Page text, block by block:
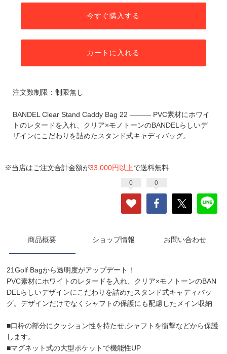
今すぐ購入する
カートに入れる
注文数制限：制限無し
BANDEL Clear Stand Caddy Bag 22 ――― PVC素材にホワイ
トのレタードを入れ、クリア×モノトーンのBANDELらしいデ
ザインにこだわりを詰めたスタンド式キャディバッグ。
※当店はご注文合計金額が33,000円以上で送料無料
0 0
商品概要 ショップ情報 お問い合わせ
21Golf Bagから透明度がアップデート！
PVC素材にホワイトのレタードを入れ、クリア×モノトーンのBAN
DELらしいデザインにこだわりを詰めたスタンド式キャディバッ
グ。デザインだけでなくシャフトの保護にも配慮したメイン収納
■口枠の部分にクッション性を持たせ,シャフトを衝撃などから保護
します。
■マグネット式の大型ポケットで機能性UP